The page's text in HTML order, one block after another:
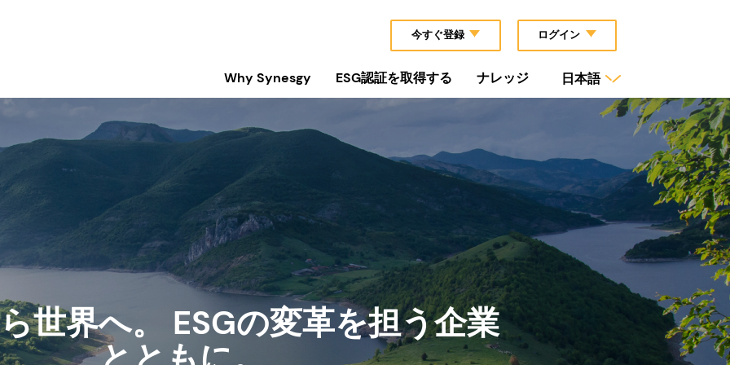
今すぐ登録 ログイン
Why Synesgy ESG認証を取得する ナレッジ 日本語
世界へ。 ESGの変革を担う企業